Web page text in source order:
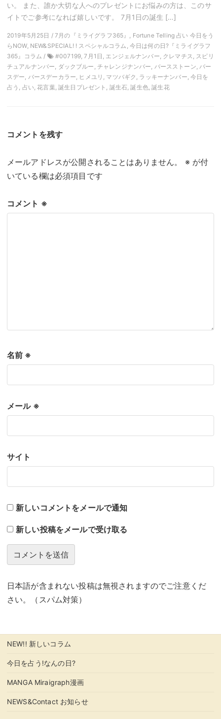
い。 また、誰か大切な人へのプレゼントにお悩みの方は、このサ
イトでご参考になれば嬉しいです。 7月1日の誕生 […]
2019年5月25日 / 7月の『ミライグラフ365』, Fortune Telling 占い 今日をう
らNOW, NEW&SPECIAL! ! スペシャルコラム, 今日は何の日?『ミライグラフ
365』コラム /
#007199, 7月1日, エンジェルナンバー, クレマチス, スピリ
チュアルナンバー, ダックブルー, チャレンジナンバー, バースストーン, バー
スデー, バースデーカラー, ヒメユリ, マツバギク, ラッキーナンバー, 今日を
占う, 占い, 花言葉, 誕生日プレゼント, 誕生石, 誕生色, 誕生花
コメントを残す
メールアドレスが公開されることはありません。 ※が付
いている欄は必須項目です
コメント ※
名前 ※
メール ※
サイト
新しいコメントをメールで通知
新しい投稿をメールで受け取る
日本語が含まれない投稿は無視されますのでご注意くだ
さい。（スパム対策）
NEW!! 新しいコラム
今日を占う!なんの日?
MANGA Miraigraph漫画
NEWS&Contact お知らせ